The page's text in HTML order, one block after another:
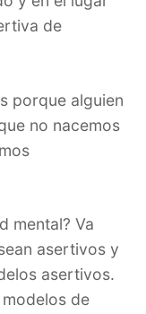
de
porque alguien
no nacemos
mental? Va
asertivos y
asertivos.
de